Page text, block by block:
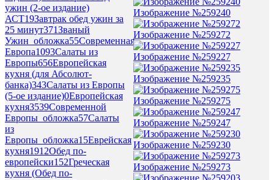
ужин (2-ое издание)
АСТ19Завтрак обед ужин за
25 минут371Званый
Ужин_обложка55Современная
Европа1093Салаты из
Европы656Европейская
кухня (для Абсолют-
банка)343Салаты из Европы
(5-ое издание)0Европейская
кухня3539Современной
Европы_обложка57Салаты
из
Европы_обложка15Еврейская
кухня1912Обед по-
европейски152Греческая
кухня (Обед по-
Изображение №259240
Изображение №259272
Изображение №259227
Изображение №259235
Изображение №259275
Изображение №259247
Изображение №259230
Изображение №259273